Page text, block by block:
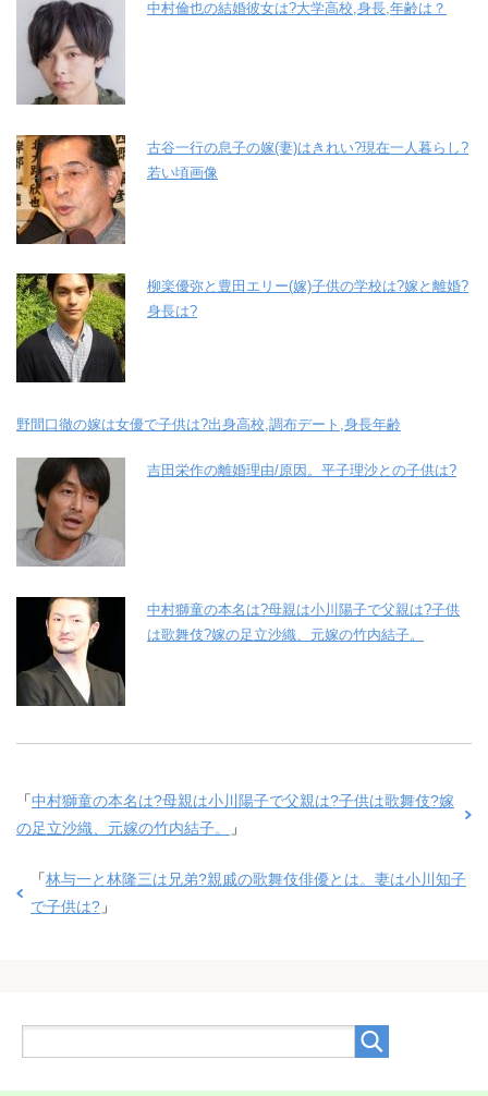
中村倫也の結婚彼女は?大学高校,身長,年齢は？
古谷一行の息子の嫁(妻)はきれい?現在一人暮らし?
若い頃画像
柳楽優弥と豊田エリー(嫁)子供の学校は?嫁と離婚?
身長は?
野間口徹の嫁は女優で子供は?出身高校,調布デート,身長年齢
吉田栄作の離婚理由/原因。平子理沙との子供は?
中村獅童の本名は?母親は小川陽子で父親は?子供
は歌舞伎?嫁の足立沙織、元嫁の竹内結子。
「中村獅童の本名は?母親は小川陽子で父親は?子供は歌舞伎?嫁
の足立沙織、元嫁の竹内結子。
」
「林与一と林隆三は兄弟?親戚の歌舞伎俳優とは。妻は小川知子
で子供は? 」